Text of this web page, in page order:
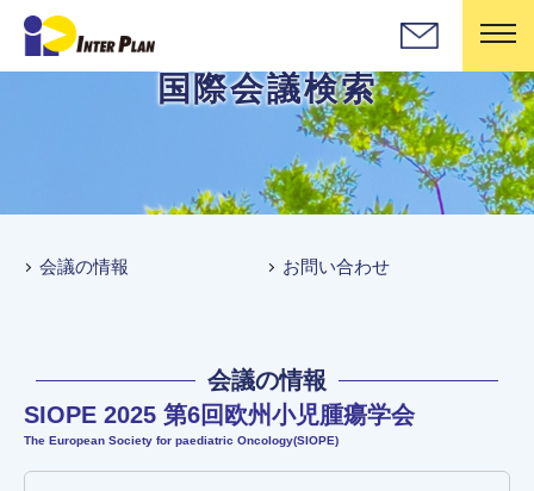
国際会議検索
会議の情報 お問い合わせ
会議の情報
SIOPE 2025 第6回欧州小児腫瘍学会
The European Society for paediatric Oncology(SIOPE)